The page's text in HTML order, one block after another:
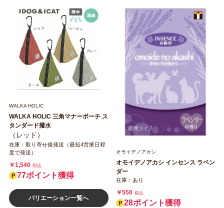
WALKA HOLIC
WALKA HOLIC 三角マナーポーチ ス
タンダード撥水
（レッド）
在庫：取り寄せ後発送（最短4営業日程
度で発送）
￥1,540 税込
77ポイント獲得
バリエーション一覧へ
オモイデノアカシ
オモイデノアカシ インセンス ラベン
ダー
在庫：あり
￥550 税込
28ポイント獲得